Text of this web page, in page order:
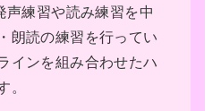
練習や読み練習を中
朗読の練習を行ってい
インを組み合わせたハ